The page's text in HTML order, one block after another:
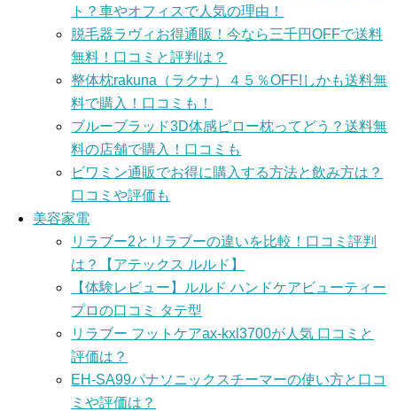
ト？車やオフィスで人気の理由！
脱毛器ラヴィお得通販！今なら三千円OFFで送料
無料！口コミと評判は？
整体枕rakuna（ラクナ）４５％OFF!しかも送料無
料で購入！口コミも！
ブルーブラッド3D体感ピロー枕ってどう？送料無
料の店舗で購入！口コミも
ビワミン通販でお得に購入する方法と飲み方は？
口コミや評価も
美容家電
リラブー2とリラブーの違いを比較！口コミ評判
は？【アテックス ルルド】
【体験レビュー】ルルド ハンドケアビューティー
プロの口コミ タテ型
リラブー フットケアax-kxl3700が人気 口コミと
評価は？
EH-SA99パナソニックスチーマーの使い方と口コ
ミや評価は？